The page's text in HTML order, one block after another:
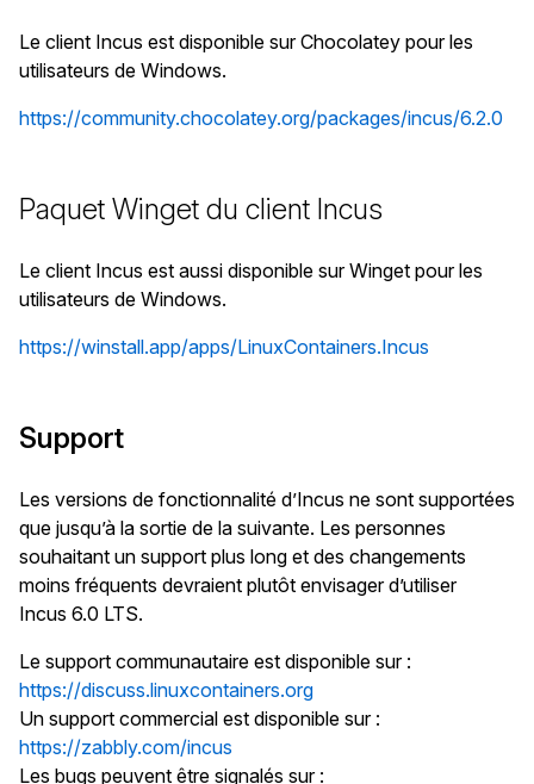
Le client Incus est disponible sur Chocolatey pour les
utilisateurs de Windows.
https://community.chocolatey.org/packages/incus/6.2.0
Paquet Winget du client Incus
Le client Incus est aussi disponible sur Winget pour les
utilisateurs de Windows.
https://winstall.app/apps/LinuxContainers.Incus
Support
Les versions de fonctionnalité d’Incus ne sont supportées
que jusqu’à la sortie de la suivante. Les personnes
souhaitant un support plus long et des changements
moins fréquents devraient plutôt envisager d’utiliser
Incus 6.0 LTS.
Le support communautaire est disponible sur :
https://discuss.linuxcontainers.org
Un support commercial est disponible sur :
https://zabbly.com/incus
Les bugs peuvent être signalés sur :